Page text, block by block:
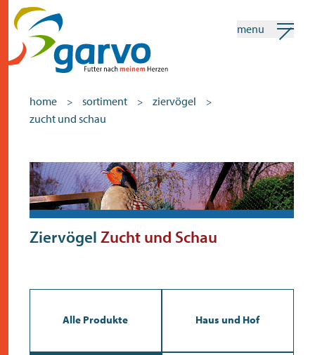
home
das herz
sortiment
neuigkeiten
kontakt
menu
home > sortiment > ziervögel >
zucht und schau
Ziervögel Zucht und Schau
Alle Produkte Haus und Hof